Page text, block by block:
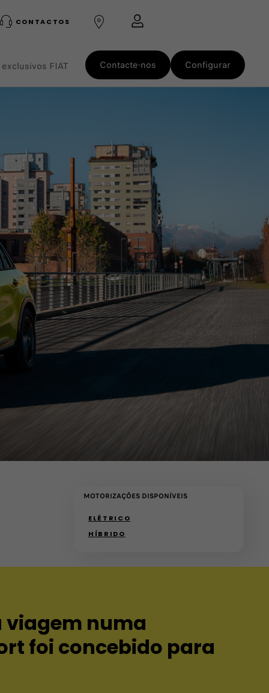
CONTACTOS
FIAT Contacte-nos Configurar
MOTORIZAÇÕES DISPONÍVEIS
(active )
ELÉTRICO
HÍBRIDO
numa
foi concebido para